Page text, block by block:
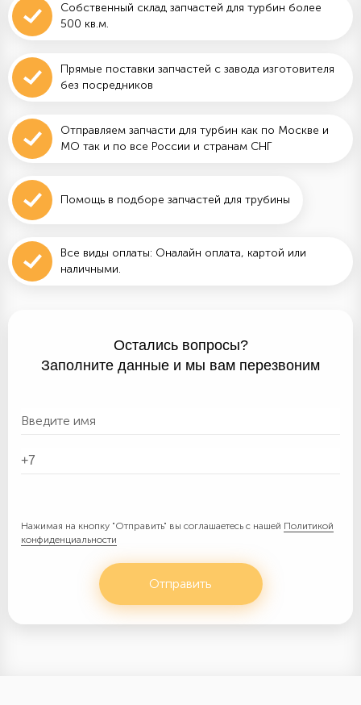
Собственный склад запчастей для турбин более
500 кв.м.
Прямые поставки запчастей с завода изготовителя
без посредников
Отправляем запчасти для турбин как по Москве и
МО так и по все России и странам СНГ
Помощь в подборе запчастей для трубины
Все виды оплаты: Оналайн оплата, картой или
наличными.
Остались вопросы?
Заполните данные и мы вам перезвоним
Нажимая на кнопку "Отправить" вы соглашаетесь с нашей Политикой
конфиденциальности
Отправить